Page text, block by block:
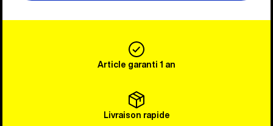
Article garanti 1 an
Livraison rapide